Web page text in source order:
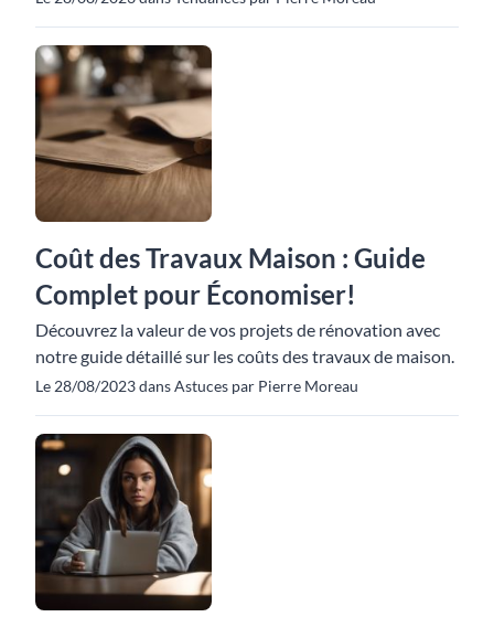
Coût des Travaux Maison : Guide
Complet pour Économiser!
Découvrez la valeur de vos projets de rénovation avec
notre guide détaillé sur les coûts des travaux de maison.
Le 28/08/2023 dans Astuces par Pierre Moreau